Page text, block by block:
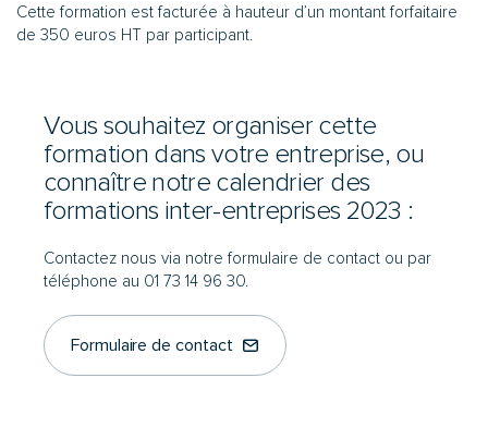
Cette formation est facturée à hauteur d’un montant forfaitaire
de 350 euros HT par participant.
Vous souhaitez organiser cette
formation dans votre entreprise, ou
connaître notre calendrier des
formations inter-entreprises 2023 :
Contactez nous via notre formulaire de contact ou par
téléphone au 01 73 14 96 30.
Formulaire de contact